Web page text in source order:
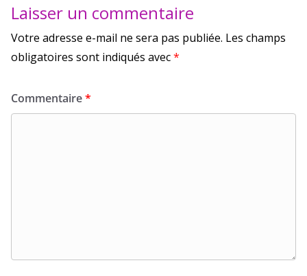
Laisser un commentaire
Votre adresse e-mail ne sera pas publiée. Les champs
obligatoires sont indiqués avec*
Commentaire*